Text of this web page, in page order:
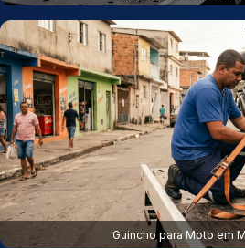
Guincho para Moto em